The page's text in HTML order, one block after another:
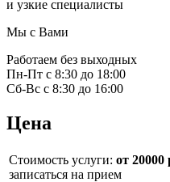
и узкие специалисты
Мы с Вами
Работаем без выходных
Пн-Пт с 8:30 до 18:00
Сб-Вс с 8:30 до 16:00
Цена
Стоимость услуги: от 20000
записаться на прием